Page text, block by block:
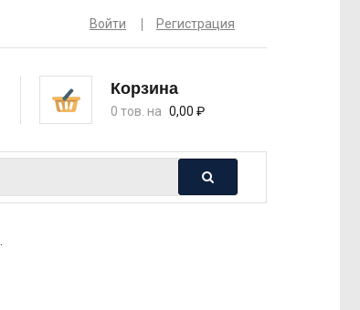
Войти Регистрация
Корзина
0 тов. на 0,00 ₽